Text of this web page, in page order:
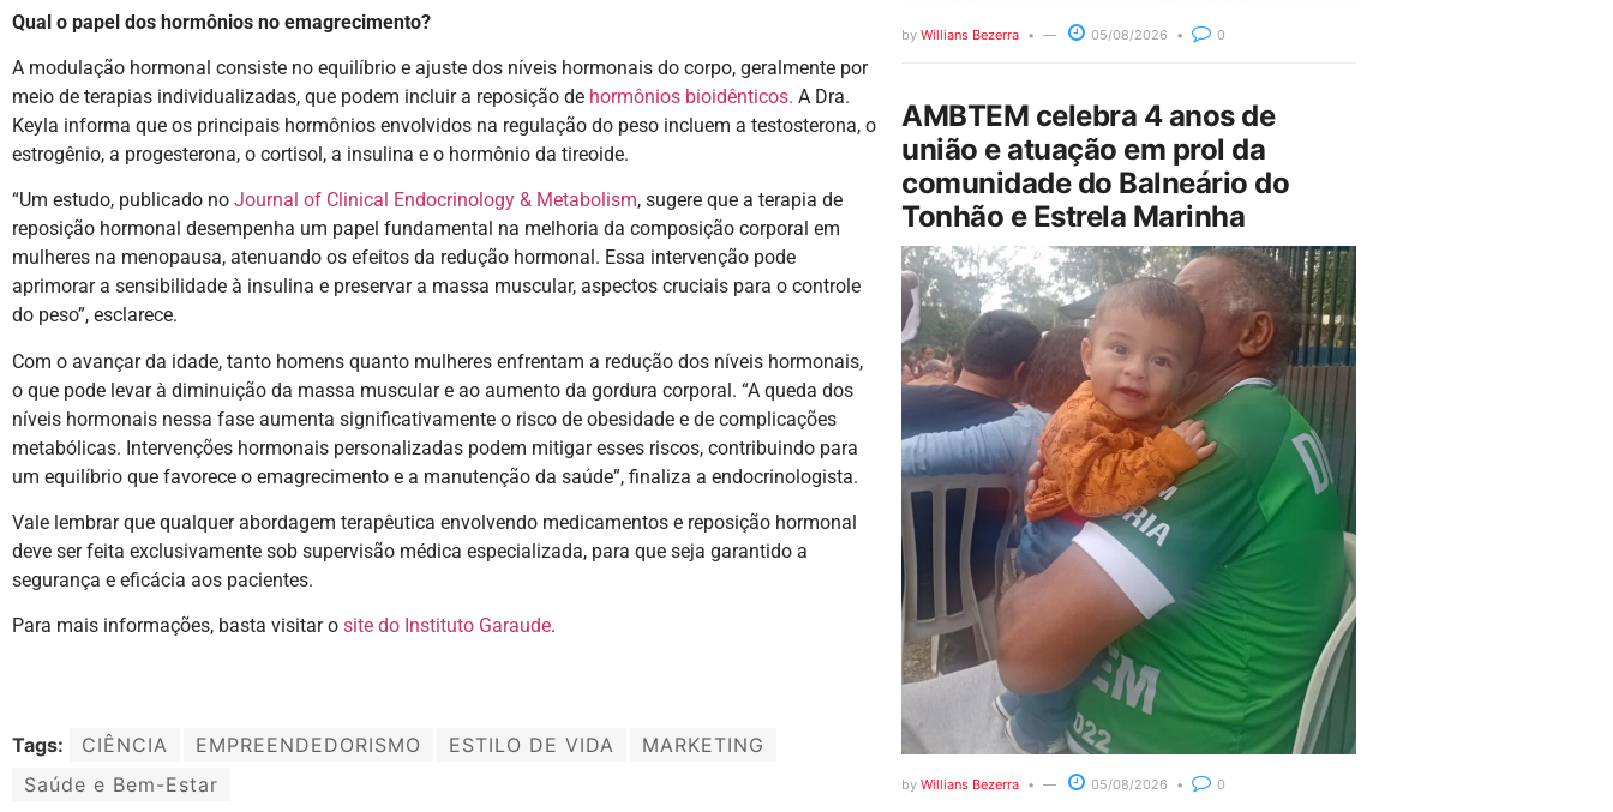
Qual o papel dos hormônios no emagrecimento?
A modulação hormonal consiste no equilíbrio e ajuste dos níveis hormonais do corpo, geralmente por
meio de terapias individualizadas, que podem incluir a reposição de hormônios bioidênticos. A Dra.
Keyla informa que os principais hormônios envolvidos na regulação do peso incluem a testosterona, o
estrogênio, a progesterona, o cortisol, a insulina e o hormônio da tireoide.
“Um estudo, publicado no Journal of Clinical Endocrinology & Metabolism, sugere que a terapia de
reposição hormonal desempenha um papel fundamental na melhoria da composição corporal em
mulheres na menopausa, atenuando os efeitos da redução hormonal. Essa intervenção pode
aprimorar a sensibilidade à insulina e preservar a massa muscular, aspectos cruciais para o controle
do peso”, esclarece.
Com o avançar da idade, tanto homens quanto mulheres enfrentam a redução dos níveis hormonais,
o que pode levar à diminuição da massa muscular e ao aumento da gordura corporal. “A queda dos
níveis hormonais nessa fase aumenta significativamente o risco de obesidade e de complicações
metabólicas. Intervenções hormonais personalizadas podem mitigar esses riscos, contribuindo para
um equilíbrio que favorece o emagrecimento e a manutenção da saúde”, finaliza a endocrinologista.
Vale lembrar que qualquer abordagem terapêutica envolvendo medicamentos e reposição hormonal
deve ser feita exclusivamente sob supervisão médica especializada, para que seja garantido a
segurança e eficácia aos pacientes.
Para mais informações, basta visitar o site do Instituto Garaude.
Tags: CIÊNCIA EMPREENDEDORISMO ESTILO DE VIDA
MARKETING
Saúde e Bem-Estar
by Willians Bezerra 05/08/2026 0
AMBTEM celebra 4 anos de
união e atuação em prol da
comunidade do Balneário do
Tonhão e Estrela Marinha
by Willians Bezerra 05/08/2026 0